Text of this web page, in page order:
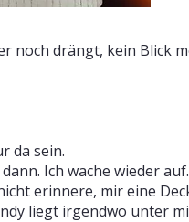
noch drängt, kein Blick
da sein.
Ich wache wieder auf.
erinnere, mir eine
liegt irgendwo unter